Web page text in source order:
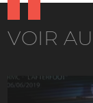
VOIR